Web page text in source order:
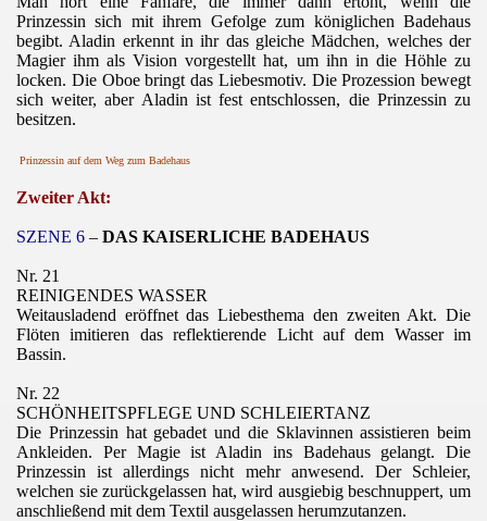
Prinzessin sich mit ihrem Gefolge zum königlichen Badehaus
begibt. Aladin erkennt in ihr das gleiche Mädchen, welches der
Magier ihm als Vision vorgestellt hat, um ihn in die Höhle zu
locken. Die Oboe bringt das Liebesmotiv. Die Prozession bewegt
sich weiter, aber Aladin ist fest entschlossen, die Prinzessin zu
besitzen.
Prinzessin auf dem Weg zum Badehaus
Zweiter Akt:
SZENE 6 – DAS KAISERLICHE BADEHAUS
Nr. 21
REINIGENDES WASSER
Weitausladend eröffnet das Liebesthema den zweiten Akt. Die
Flöten imitieren das reflektierende Licht auf dem Wasser im
Bassin.
Nr. 22
SCHÖNHEITSPFLEGE UND SCHLEIERTANZ
Die Prinzessin hat gebadet und die Sklavinnen assistieren beim
Ankleiden. Per Magie ist Aladin ins Badehaus gelangt. Die
Prinzessin ist allerdings nicht mehr anwesend. Der Schleier,
welchen sie zurückgelassen hat, wird ausgiebig beschnuppert, um
anschließend mit dem Textil ausgelassen herumzutanzen.